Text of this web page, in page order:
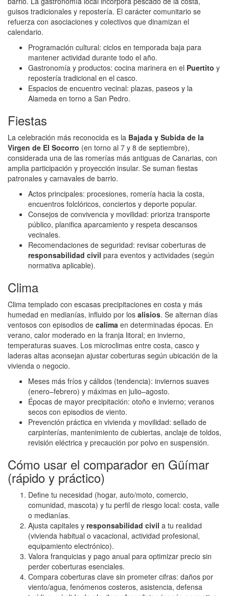
guisos tradicionales y repostería. El carácter comunitario se
refuerza con asociaciones y colectivos que dinamizan el
calendario.
Programación cultural: ciclos en temporada baja para
mantener actividad durante todo el año.
Gastronomía y productos: cocina marinera en el Puertito y
repostería tradicional en el casco.
Espacios de encuentro vecinal: plazas, paseos y la
Alameda en torno a San Pedro.
Fiestas
La celebración más reconocida es la Bajada y Subida de la
Virgen de El Socorro (en torno al 7 y 8 de septiembre),
considerada una de las romerías más antiguas de Canarias, con
amplia participación y proyección insular. Se suman fiestas
patronales y carnavales de barrio.
Actos principales: procesiones, romería hacia la costa,
encuentros folclóricos, conciertos y deporte popular.
Consejos de convivencia y movilidad: prioriza transporte
público, planifica aparcamiento y respeta descansos
vecinales.
Recomendaciones de seguridad: revisar coberturas de
responsabilidad civil para eventos y actividades (según
normativa aplicable).
Clima
Clima templado con escasas precipitaciones en costa y más
humedad en medianías, influido por los alisios. Se alternan días
ventosos con episodios de calima en determinadas épocas. En
verano, calor moderado en la franja litoral; en invierno,
temperaturas suaves. Los microclimas entre costa, casco y
laderas altas aconsejan ajustar coberturas según ubicación de la
vivienda o negocio.
Meses más fríos y cálidos (tendencia): inviernos suaves
(enero–febrero) y máximas en julio–agosto.
Épocas de mayor precipitación: otoño e invierno; veranos
secos con episodios de viento.
Prevención práctica en vivienda y movilidad: sellado de
carpinterías, mantenimiento de cubiertas, anclaje de toldos,
revisión eléctrica y precaución por polvo en suspensión.
Cómo usar el comparador en Güímar
(rápido y práctico)
Define tu necesidad (hogar, auto/moto, comercio,
comunidad, mascota) y tu perfil de riesgo local: costa, valle
o medianías.
Ajusta capitales y responsabilidad civil a tu realidad
(vivienda habitual o vacacional, actividad profesional,
equipamiento electrónico).
Valora franquicias y pago anual para optimizar precio sin
perder coberturas esenciales.
Compara coberturas clave sin prometer cifras: daños por
viento/agua, fenómenos costeros, asistencia, defensa